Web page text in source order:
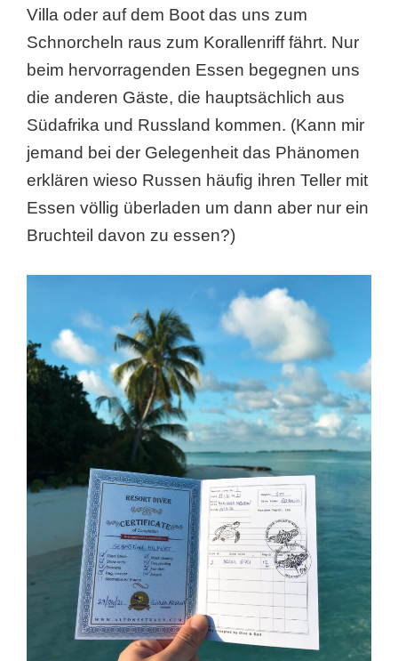
Villa oder auf dem Boot das uns zum
Schnorcheln raus zum Korallenriff fährt. Nur
beim hervorragenden Essen begegnen uns
die anderen Gäste, die hauptsächlich aus
Südafrika und Russland kommen. (Kann mir
jemand bei der Gelegenheit das Phänomen
erklären wieso Russen häufig ihren Teller mit
Essen völlig überladen um dann aber nur ein
Bruchteil davon zu essen?)